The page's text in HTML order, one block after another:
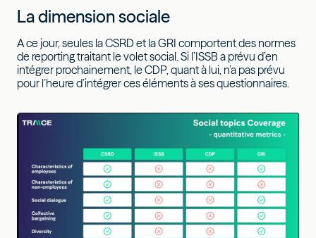
La dimension sociale
A ce jour, seules la CSRD et la GRI comportent des normes
de reporting traitant le volet social. Si l’ISSB a prévu d’en
intégrer prochainement, le CDP, quant à lui, n’a pas prévu
pour l’heure d’intégrer ces éléments à ses questionnaires.